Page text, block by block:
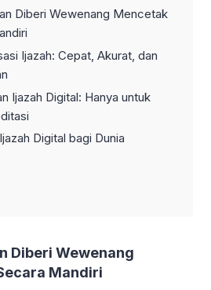
Diberi Wewenang Mencetak
Ijazah: Cepat, Akurat, dan
Ijazah Digital: Hanya untuk
Digital bagi Dunia
Diberi Wewenang
Mandiri